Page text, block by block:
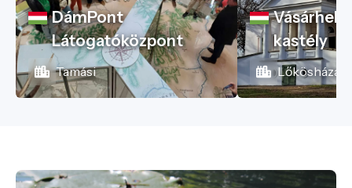
DámPont
Látogatóközpont
Tamási
kastély
Lőkösháza